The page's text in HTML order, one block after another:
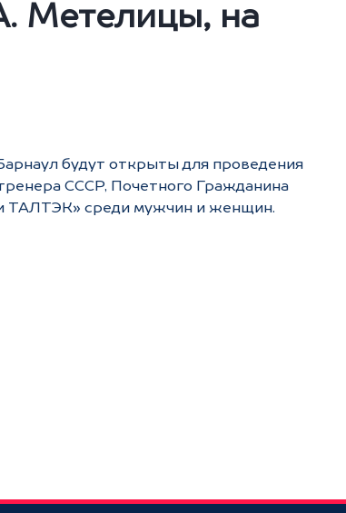
Метелицы, на
будут открыты для проведения
СССР, Почетного Гражданина
ТАЛТЭК» среди мужчин и женщин.